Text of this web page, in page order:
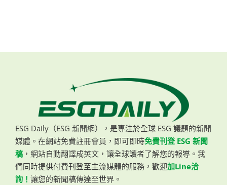
ESG Daily（ESG 新聞網），是專注於全球 ESG 議題的新聞
媒體。在網站免費註冊會員，即可即時免費刊登 ESG 新聞
稿 ，網站自動翻譯成英文，讓全球讀者了解您的報導。我
們同時提供付費刊登至主流媒體的服務，歡迎加Line洽
詢！ 讓您的新聞稿傳達至世界。